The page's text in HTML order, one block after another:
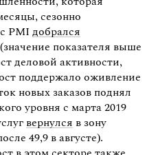
сезонно
PMI добрался
показателя выше
деловой активности,
поддержало оживление
новых заказов поднял
уровня с марта 2019
вернулся в зону
49,9 в августе).